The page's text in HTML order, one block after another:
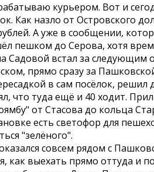
курьером. Вот и
Как назло от Островского
А уже в сообщении,
пешком до Серова, хотя
Садовой встал за следующим
прямо сразу за
в сам посёлок,
что туда ещё и 40 ходит.
от Стасова до кольца
есть светофор для
"зелёного".
совсем рядом с
как выехать прямо оттуда и